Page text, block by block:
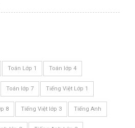
Toán Lớp 1 Toán lớp 4
Toán lớp 7 Tiếng Việt Lớp 1
8 Tiếng Việt lớp 3 Tiếng Anh